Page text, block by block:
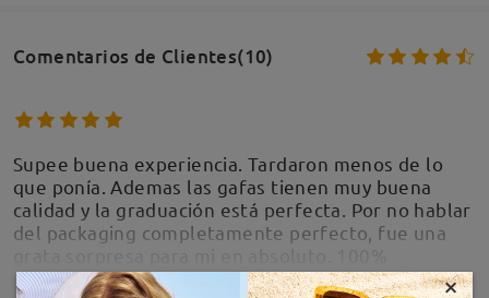
Comentarios de Clientes(10)
Supee buena experiencia. Tardaron menos de lo
que ponía. Ademas las gafas tienen muy buena
calidad y la graduación está perfecta. Por no hablar
del packaging completamente perfecto, fue una
recomendado
×